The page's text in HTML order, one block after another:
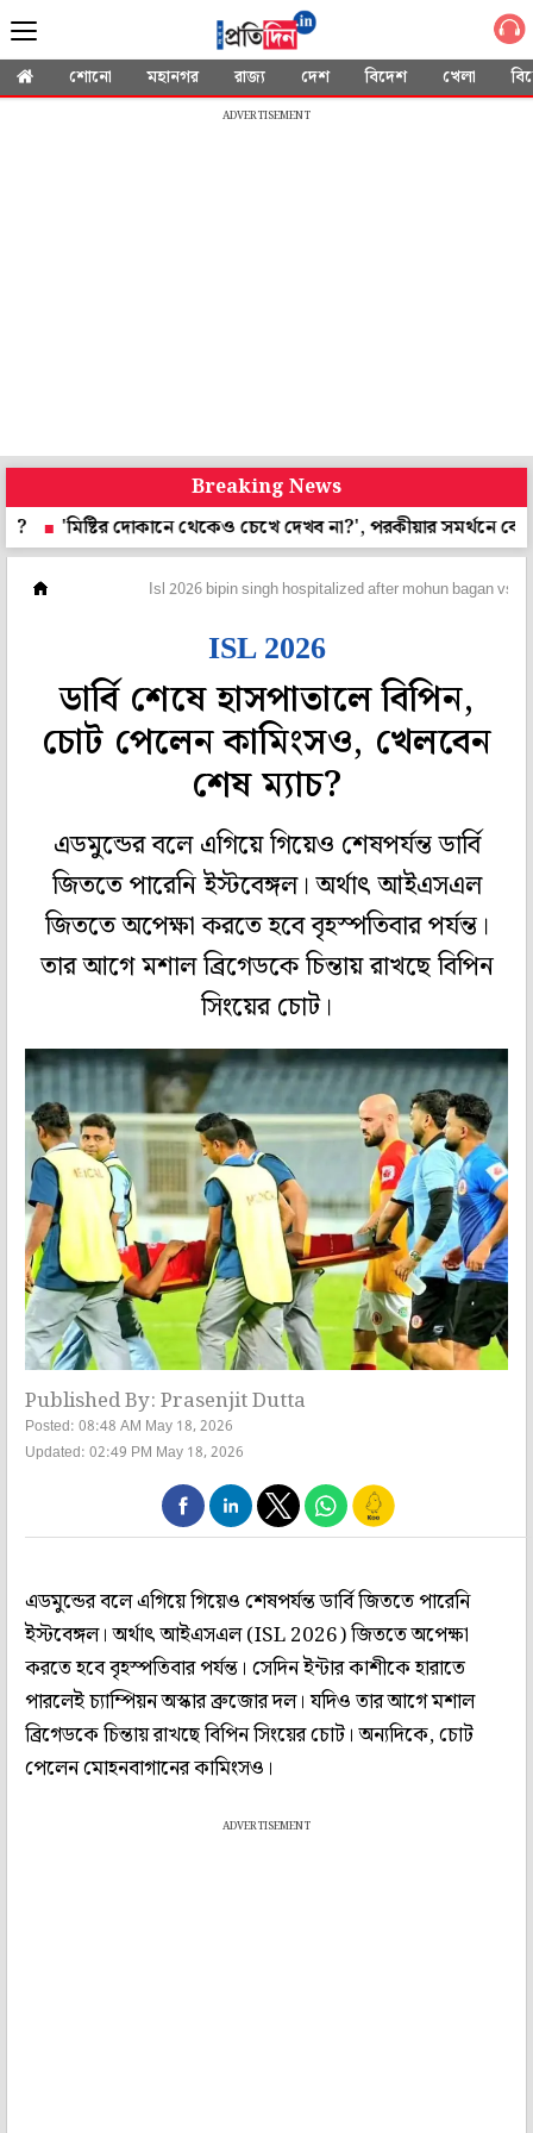
শোনো মহানগর রাজ্য দেশ বিদেশ খেলা
ADVERTISEMENT
Breaking News
দোকানে থেকেও চেখে দেখব না?', পরকীয়ার সমর্থনে বেফাঁস
Isl 2026 bipin singh hospitalized after mohun bagan vs
ISL 2026
ডার্বি শেষে হাসপাতালে বিপিন,
চোট পেলেন কামিংসও, খেলবেন
শেষ ম্যাচ?
এডমুন্ডের বলে এগিয়ে গিয়েও শেষপর্যন্ত ডার্বি
জিততে পারেনি ইস্টবেঙ্গল। অর্থাৎ আইএসএল
জিততে অপেক্ষা করতে হবে বৃহস্পতিবার পর্যন্ত।
তার আগে মশাল ব্রিগেডকে চিন্তায় রাখছে বিপিন
সিংয়ের চোট।
Published By: Prasenjit Dutta
Posted: 08:48 AM May 18, 2026
Updated: 02:49 PM May 18, 2026
এডমুন্ডের বলে এগিয়ে গিয়েও শেষপর্যন্ত ডার্বি জিততে পারেনি
ইস্টবেঙ্গল। অর্থাৎ আইএসএল (ISL 2026) জিততে অপেক্ষা
করতে হবে বৃহস্পতিবার পর্যন্ত। সেদিন ইন্টার কাশীকে হারাতে
পারলেই চ্যাম্পিয়ন অস্কার ব্রুজোর দল। যদিও তার আগে মশাল
ব্রিগেডকে চিন্তায় রাখছে বিপিন সিংয়ের চোট। অন্যদিকে, চোট
পেলেন মোহনবাগানের কামিংসও।
ADVERTISEMENT